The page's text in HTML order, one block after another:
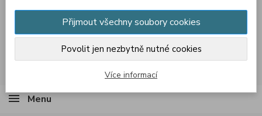
Košík (prázdný)
Menu
Přijmout všechny soubory cookies
Povolit jen nezbytně nutné cookies
Více informací